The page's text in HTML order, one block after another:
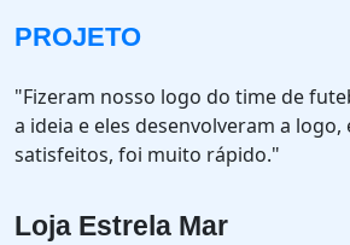
PROJETO
"Fizeram nosso logo do time de
a ideia e eles desenvolveram a
satisfeitos, foi muito rápido."
Loja Estrela Mar